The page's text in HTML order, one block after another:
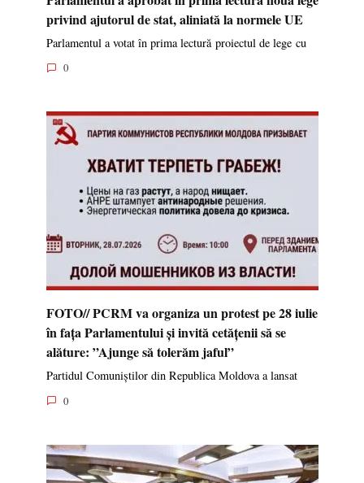
privind ajutorul de stat, aliniată la normele UE
Parlamentul a votat în prima lectură proiectul de lege cu
0
FOTO// PCRM va organiza un protest pe 28 iulie
în fața Parlamentului și invită cetățenii să se
alăture: ”Ajunge să tolerăm jaful”
Partidul Comuniștilor din Republica Moldova a lansat
0